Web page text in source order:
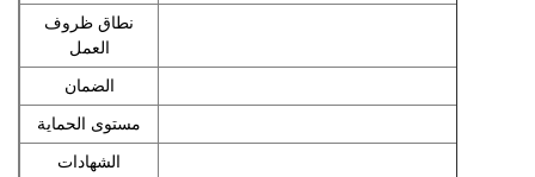
‏نطاق ظروف
العمل‏
‏الضمان‏
‏مستوى الحماية‏
‏الشهادات‏